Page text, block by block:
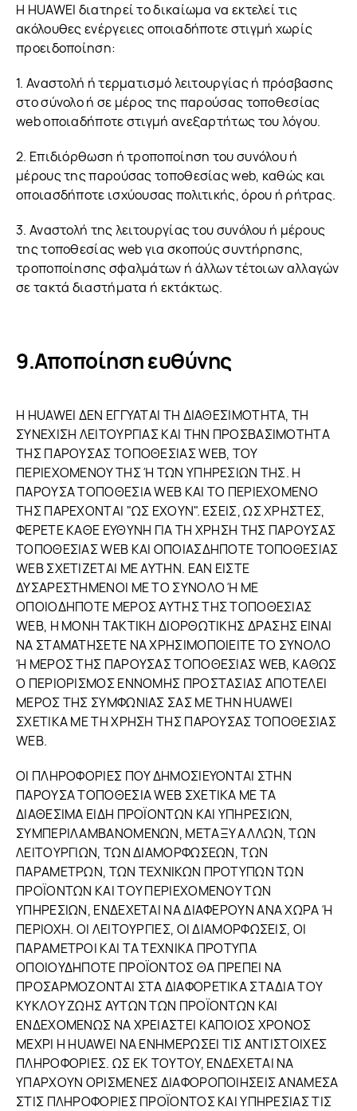
Η HUAWEI διατηρεί το δικαίωμα να εκτελεί τις
ακόλουθες ενέργειες οποιαδήποτε στιγμή χωρίς
προειδοποίηση:
1. Αναστολή ή τερματισμό λειτουργίας ή πρόσβασης
στο σύνολο ή σε μέρος της παρούσας τοποθεσίας
web οποιαδήποτε στιγμή ανεξαρτήτως του λόγου.
2. Επιδιόρθωση ή τροποποίηση του συνόλου ή
μέρους της παρούσας τοποθεσίας web, καθώς και
οποιασδήποτε ισχύουσας πολιτικής, όρου ή ρήτρας.
3. Αναστολή της λειτουργίας του συνόλου ή μέρους
της τοποθεσίας web για σκοπούς συντήρησης,
τροποποίησης σφαλμάτων ή άλλων τέτοιων αλλαγών
σε τακτά διαστήματα ή εκτάκτως.
Αποποίηση ευθύνης
Η HUAWEI ΔΕΝ ΕΓΓΥΑΤΑΙ ΤΗ ΔΙΑΘΕΣΙΜΟΤΗΤΑ, ΤΗ
ΣΥΝΕΧΙΣΗ ΛΕΙΤΟΥΡΓΙΑΣ ΚΑΙ ΤΗΝ ΠΡΟΣΒΑΣΙΜΟΤΗΤΑ
ΤΗΣ ΠΑΡΟΥΣΑΣ ΤΟΠΟΘΕΣΙΑΣ WEB, ΤΟΥ
ΠΕΡΙΕΧΟΜΕΝΟΥ ΤΗΣ Ή ΤΩΝ ΥΠΗΡΕΣΙΩΝ ΤΗΣ. Η
ΠΑΡΟΥΣΑ ΤΟΠΟΘΕΣΙΑ WEB ΚΑΙ ΤΟ ΠΕΡΙΕΧΟΜΕΝΟ
ΤΗΣ ΠΑΡΕΧΟΝΤΑΙ "ΩΣ ΕΧΟΥΝ". ΕΣΕΙΣ, ΩΣ ΧΡΗΣΤΕΣ,
ΦΕΡΕΤΕ ΚΑΘΕ ΕΥΘΥΝΗ ΓΙΑ ΤΗ ΧΡΗΣΗ ΤΗΣ ΠΑΡΟΥΣΑΣ
ΤΟΠΟΘΕΣΙΑΣ WEB ΚΑΙ ΟΠΟΙΑΣΔΗΠΟΤΕ ΤΟΠΟΘΕΣΙΑΣ
WEB ΣΧΕΤΙΖΕΤΑΙ ΜΕ ΑΥΤΗΝ. ΕΑΝ ΕΙΣΤΕ
ΔΥΣΑΡΕΣΤΗΜΕΝΟΙ ΜΕ ΤΟ ΣΥΝΟΛΟ Ή ΜΕ
ΟΠΟΙΟΔΗΠΟΤΕ ΜΕΡΟΣ ΑΥΤΗΣ ΤΗΣ ΤΟΠΟΘΕΣΙΑΣ
WEB, Η ΜΟΝΗ ΤΑΚΤΙΚΗ ΔΙΟΡΘΩΤΙΚΗΣ ΔΡΑΣΗΣ ΕΙΝΑΙ
ΝΑ ΣΤΑΜΑΤΗΣΕΤΕ ΝΑ ΧΡΗΣΙΜΟΠΟΙΕΙΤΕ ΤΟ ΣΥΝΟΛΟ
Ή ΜΕΡΟΣ ΤΗΣ ΠΑΡΟΥΣΑΣ ΤΟΠΟΘΕΣΙΑΣ WEB, ΚΑΘΩΣ
Ο ΠΕΡΙΟΡΙΣΜΟΣ ΕΝΝΟΜΗΣ ΠΡΟΣΤΑΣΙΑΣ ΑΠΟΤΕΛΕΙ
ΜΕΡΟΣ ΤΗΣ ΣΥΜΦΩΝΙΑΣ ΣΑΣ ΜΕ ΤΗΝ HUAWEI
ΣΧΕΤΙΚΑ ΜΕ ΤΗ ΧΡΗΣΗ ΤΗΣ ΠΑΡΟΥΣΑΣ ΤΟΠΟΘΕΣΙΑΣ
WEB.
ΟΙ ΠΛΗΡΟΦΟΡΙΕΣ ΠΟΥ ΔΗΜΟΣΙΕΥΟΝΤΑΙ ΣΤΗΝ
ΠΑΡΟΥΣΑ ΤΟΠΟΘΕΣΙΑ WEB ΣΧΕΤΙΚΑ ΜΕ ΤΑ
ΔΙΑΘΕΣΙΜΑ ΕΙΔΗ ΠΡΟΪΟΝΤΩΝ ΚΑΙ ΥΠΗΡΕΣΙΩΝ,
ΣΥΜΠΕΡΙΛΑΜΒΑΝΟΜΕΝΩΝ, ΜΕΤΑΞΥ ΑΛΛΩΝ, ΤΩΝ
ΛΕΙΤΟΥΡΓΙΩΝ, ΤΩΝ ΔΙΑΜΟΡΦΩΣΕΩΝ, ΤΩΝ
ΠΑΡΑΜΕΤΡΩΝ, ΤΩΝ ΤΕΧΝΙΚΩΝ ΠΡΟΤΥΠΩΝ ΤΩΝ
ΠΡΟΪΟΝΤΩΝ ΚΑΙ ΤΟΥ ΠΕΡΙΕΧΟΜΕΝΟΥ ΤΩΝ
ΥΠΗΡΕΣΙΩΝ, ΕΝΔΕΧΕΤΑΙ ΝΑ ΔΙΑΦΕΡΟΥΝ ΑΝΑ ΧΩΡΑ Ή
ΠΕΡΙΟΧΗ. ΟΙ ΛΕΙΤΟΥΡΓΙΕΣ, ΟΙ ΔΙΑΜΟΡΦΩΣΕΙΣ, ΟΙ
ΠΑΡΑΜΕΤΡΟΙ ΚΑΙ ΤΑ ΤΕΧΝΙΚΑ ΠΡΟΤΥΠΑ
ΟΠΟΙΟΥΔΗΠΟΤΕ ΠΡΟΪΟΝΤΟΣ ΘΑ ΠΡΕΠΕΙ ΝΑ
ΠΡΟΣΑΡΜΟΖΟΝΤΑΙ ΣΤΑ ΔΙΑΦΟΡΕΤΙΚΑ ΣΤΑΔΙΑ ΤΟΥ
ΚΥΚΛΟΥ ΖΩΗΣ ΑΥΤΩΝ ΤΩΝ ΠΡΟΪΟΝΤΩΝ ΚΑΙ
ΕΝΔΕΧΟΜΕΝΩΣ ΝΑ ΧΡΕΙΑΣΤΕΙ ΚΑΠΟΙΟΣ ΧΡΟΝΟΣ
ΜΕΧΡΙ Η HUAWEI ΝΑ ΕΝΗΜΕΡΩΣΕΙ ΤΙΣ ΑΝΤΙΣΤΟΙΧΕΣ
ΠΛΗΡΟΦΟΡΙΕΣ. ΩΣ ΕΚ ΤΟΥΤΟΥ, ΕΝΔΕΧΕΤΑΙ ΝΑ
ΥΠΑΡΧΟΥΝ ΟΡΙΣΜΕΝΕΣ ΔΙΑΦΟΡΟΠΟΙΗΣΕΙΣ ΑΝΑΜΕΣΑ
ΣΤΙΣ ΠΛΗΡΟΦΟΡΙΕΣ ΠΡΟΪΟΝΤΟΣ ΚΑΙ ΥΠΗΡΕΣΙΑΣ ΤΙΣ